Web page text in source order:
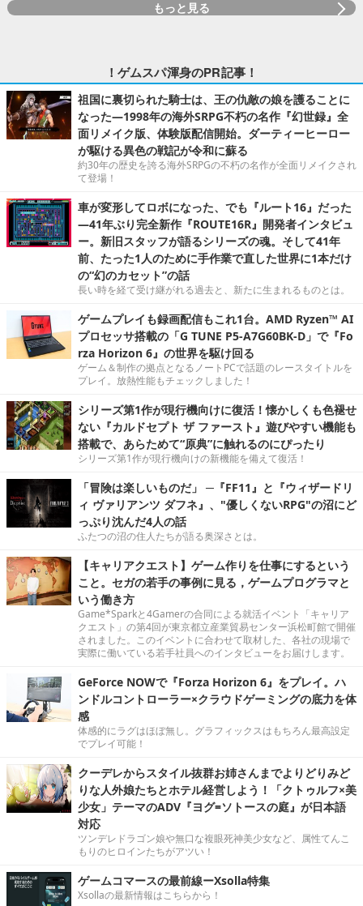
もっと見る
！ゲムスパ渾身のPR記事！
祖国に裏切られた騎士は、王の仇敵の娘を護ることに
なった―1998年の海外SRPG不朽の名作『幻世録』全
面リメイク版、体験版配信開始。ダーティーヒーロー
が駆ける異色の戦記が令和に蘇る
約30年の歴史を誇る海外SRPGの不朽の名作が全面リメイクされ
て登場！
車が変形してロボになった、でも『ルート16』だった
―41年ぶり完全新作『ROUTE16R』開発者インタビュ
ー。新旧スタッフが語るシリーズの魂。そして41年
前、たった1人のために手作業で直した世界に1本だけ
の“幻のカセット”の話
長い時を経て受け継がれる過去と、新たに生まれるものとは。
ゲームプレイも録画配信もこれ1台。AMD Ryzen™ AI
プロセッサ搭載の「G TUNE P5-A7G60BK-D」で『Fo
rza Horizon 6』の世界を駆け回る
ゲーム＆制作の拠点となるノートPCで話題のレースタイトルを
プレイ。放熱性能もチェックしました！
シリーズ第1作が現行機向けに復活！懐かしくも色褪せ
ない『カルドセプト ザ ファースト』遊びやすい機能も
搭載で、あらためて“原典”に触れるのにぴったり
シリーズ第1作が現行機向けの新機能を備えて復活！
「冒険は楽しいものだ」 ─『FF11』と『ウィザードリ
ィ ヴァリアンツ ダフネ』、"優しくないRPG"の沼にど
っぷり沈んだ4人の話
ふたつの沼の住人たちが語る奥深さとは。
【キャリアクエスト】ゲーム作りを仕事にするという
こと。セガの若手の事例に見る，ゲームプログラマと
いう働き方
Game*Sparkと4Gamerの合同による就活イベント「キャリア
クエスト」の第4回が東京都立産業貿易センター浜松町館で開催
されました。このイベントに合わせて取材した、各社の現場で
実際に働いている若手社員へのインタビューをお届けします。
GeForce NOWで『Forza Horizon 6』をプレイ。ハ
ンドルコントローラー×クラウドゲーミングの底力を体
感
体感的にラグはほぼ無し。グラフィックスはもちろん最高設定
でプレイ可能！
クーデレからスタイル抜群お姉さんまでよりどりみど
りな人外娘たちとホテル経営しよう！「クトゥルフ×美
少女」テーマのADV『ヨグ=ソトースの庭』が日本語
対応
ツンデレドラゴン娘や無口な複眼死神美少女など、属性てんこ
もりのヒロインたちがアツい！
ゲームコマースの最前線ーXsolla特集
Xsollaの最新情報はこちらから！